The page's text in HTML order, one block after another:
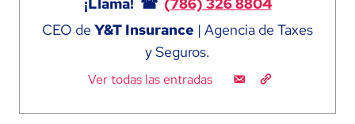
¡Llama! ☎ (786) 326 8804
CEO deY&T Insurance | Agencia de Taxes
y Seguros.
Ver todas las entradas